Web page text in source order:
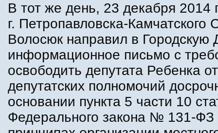
В тот же день, 23 декабря 2014
г. Петропавловска-Камчатского
Волосюк направил в Городскую
информационное письмо с
освободить депутата Ребенка от
депутатских полномочий
основании пункта 5 части 10
Федерального закона № 131-